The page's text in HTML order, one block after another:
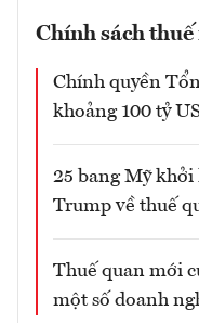
Chính sách
Chính quyền
khoảng 100 tỷ
25 bang Mỹ
Trump về thuế
Thuế quan mới
một số doanh